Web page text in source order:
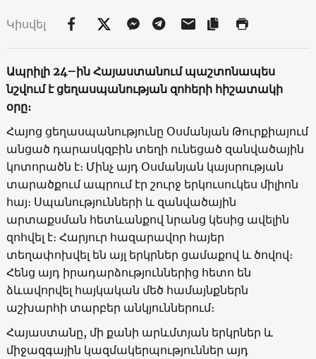
Կիսվել
Ապրիլի 24–ին Հայաստանում պաշտոնապես
նշվում է ցեղասպանության զոհերի հիշատակի
օրը։
Հայոց ցեղասպանությունը Օսմանյան Թուրքիայում
անցած դարասկզբին տեղի ունեցած զանվածային
կոտորածն է։ Մինչ այդ Օսմանյան կայսրության
տարածքում ապրում էր շուրջ երկուսուկես միլիոն
հայ։ Սպանությունների և զանվածային
արտաքսման հետևանքով նրանց կեսից ավելին
զոհվել է։ Հարյուր հազարավոր հայեր
տեղափոխվել են այլ երկրներ ցամաքով և ծովով։
Հենց այդ իրադարձություններից հետո են
ձևավորվել հայկական մեծ համայնքներն
աշխարհի տարբեր անկյուններում։
Հայաստանը, մի քանի արևմտյան երկրներ և
միջազգային կազմակերպություններ այդ